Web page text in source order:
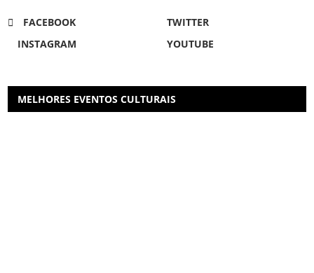
FACEBOOK
TWITTER
INSTAGRAM
YOUTUBE
MELHORES EVENTOS CULTURAIS